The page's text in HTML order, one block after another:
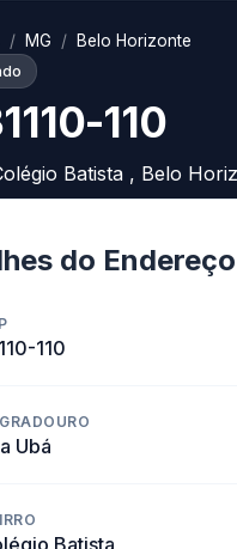
MG Belo Horizonte
110
Batista , Belo
do Endereço
110
Ubá